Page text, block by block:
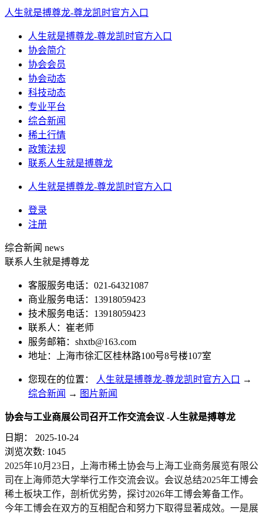
人生就是搏尊龙-尊龙凯时官方入口
人生就是搏尊龙-尊龙凯时官方入口
协会简介
协会会员
协会动态
科技动态
专业平台
综合新闻
稀土行情
政策法规
联系人生就是搏尊龙
人生就是搏尊龙-尊龙凯时官方入口
登录
注册
综合新闻 news
联系人生就是搏尊龙
客服服务电话：021-64321087
商业服务电话：13918059423
技术服务电话：13918059423
联系人：崔老师
服务邮箱： shxtb@163.com
地址：上海市徐汇区桂林路100号8号楼107室
您现在的位置： 人生就是搏尊龙-尊龙凯时官方入口 →
综合新闻 → 图片新闻
协会与工业商展公司召开工作交流会议 -人生就是搏尊龙
日期：
2025-10-24
浏览次数: 1045
2025年10月23日，上海市稀土协会与上海工业商务展览有限公
司在上海师范大学举行工作交流会议。会议总结2025年工博会
稀土板块工作，剖析优劣势，探讨2026年工博会筹备工作。
今年工博会在双方的互相配合和努力下取得显著成效。一是展